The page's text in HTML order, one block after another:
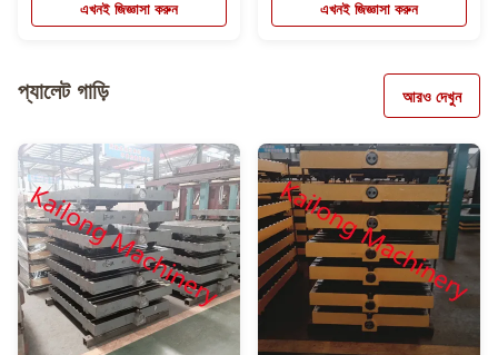
এখনই জিজ্ঞাসা করুন এখনই জিজ্ঞাসা করুন
প্যালেট গাড়ি আরও দেখুন